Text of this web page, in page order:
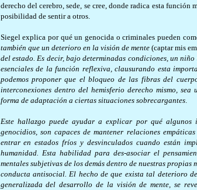
derecho del cerebro, sede, se cree, donde radica esta
posibilidad de sentir a otros.
Siegel explica por qué un genocida o criminales pueden
también que un deterioro en la visión de mente(captar mis
del estado. Es decir, bajo determinadas condiciones, un
esenciales de la función reflexiva, clausurando esta
podemos proponer que el bloqueo de las fibras del
interconexiones dentro del hemisferio derecho mismo,
forma de adaptación a ciertas situaciones sobrecargantes.
Este hallazgo puede ayudar a explicar por qué algunos
genocidios, son capaces de mantener relaciones
entrar en estados fríos y desvinculados cuando están
humanidad. Esta habilidad para des-asociar el
mentales subjetivas de los demás dentro de nuestras
conducta antisocial. El hecho de que exista tal deterioro
generalizada del desarrollo de la visión de mente, se